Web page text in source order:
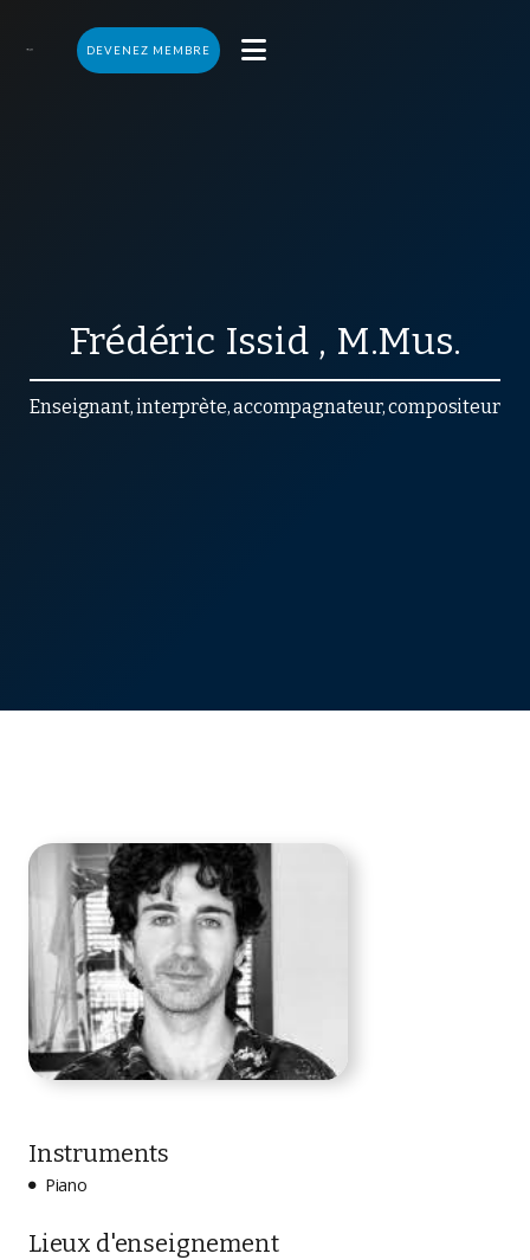
DEVENEZ MEMBRE 
Frédéric Issid , M.Mus.
Enseignant, interprète, accompagnateur, compositeur
Instruments
 Piano
Lieux d'enseignement